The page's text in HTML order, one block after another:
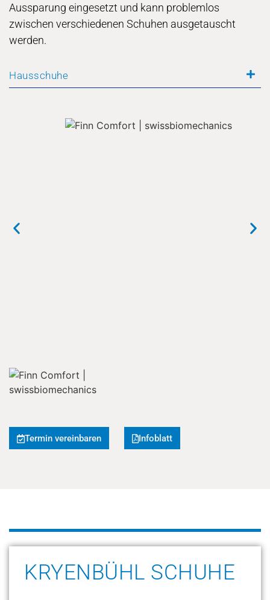
Aussparung eingesetzt und kann problemlos
zwischen verschiedenen Schuhen ausgetauscht
werden.
Hausschuhe
Termin vereinbaren Infoblatt
KRYENBÜHL SCHUHE